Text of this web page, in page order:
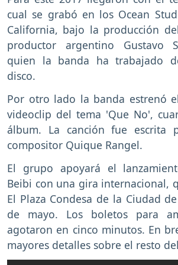
cual se grabó en los Ocean
California, bajo la producción
productor argentino Gustavo
quien la banda ha trabajado
disco.
Por otro lado la banda estrenó
videoclip del tema 'Que No',
álbum. La canción fue escrita
compositor Quique Rangel.
El grupo apoyará el
Beibi con una gira internacional,
El Plaza Condesa de la Ciudad
de mayo. Los boletos para
agotaron en cinco minutos. En
mayores detalles sobre el resto